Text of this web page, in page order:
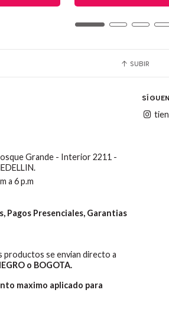
SUBIR
Grande - Interior 2211 -
a 6 p.m
Pagos Presenciales, Garantias
productos se envian directo a
o BOGOTA.
maximo aplicado para